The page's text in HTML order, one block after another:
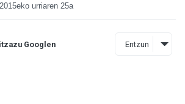
2015eko urriaren 25a
Googlen Entzun